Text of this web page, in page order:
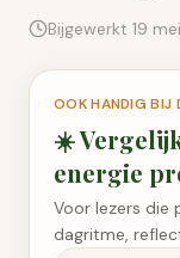
Bijgewerkt 19
OOK HANDIG BIJ
☀️
energie
Voor lezers die
dagritme,